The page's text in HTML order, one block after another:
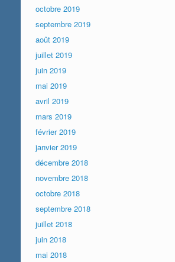
octobre 2019
septembre 2019
août 2019
juillet 2019
juin 2019
mai 2019
avril 2019
mars 2019
février 2019
janvier 2019
décembre 2018
novembre 2018
octobre 2018
septembre 2018
juillet 2018
juin 2018
mai 2018